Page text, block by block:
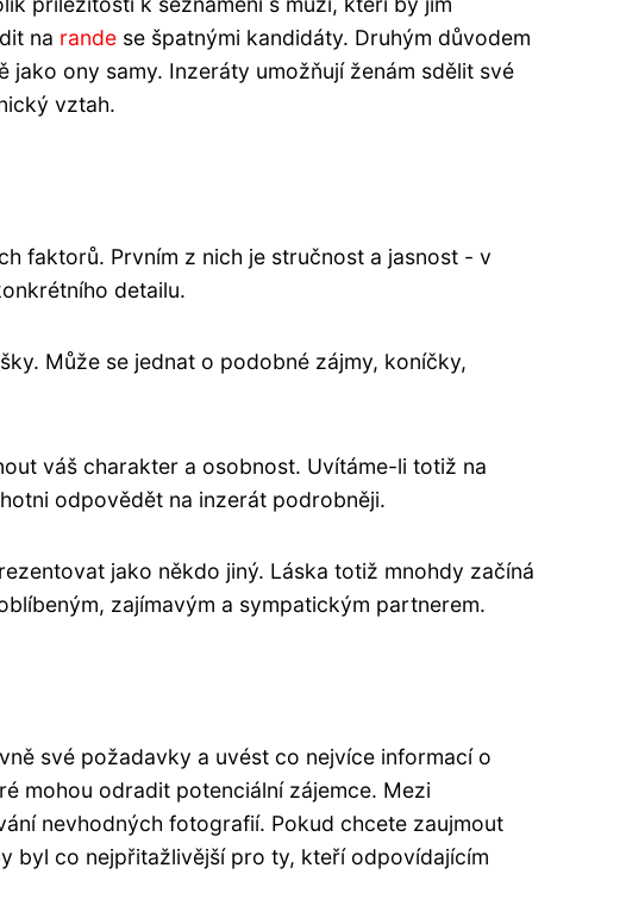
na rande se špatnými kandidáty. Druhým důvodem
ony samy. Inzeráty umožňují ženám sdělit své
vztah.
faktorů. Prvním z nich je stručnost a jasnost - v
detailu.
Může se jednat o podobné zájmy, koníčky,
váš charakter a osobnost. Uvítáme-li totiž na
odpovědět na inzerát podrobněji.
jako někdo jiný. Láska totiž mnohdy začíná
zajímavým a sympatickým partnerem.
své požadavky a uvést co nejvíce informací o
mohou odradit potenciální zájemce. Mezi
nevhodných fotografií. Pokud chcete zaujmout
byl co nejpřitažlivější pro ty, kteří odpovídajícím